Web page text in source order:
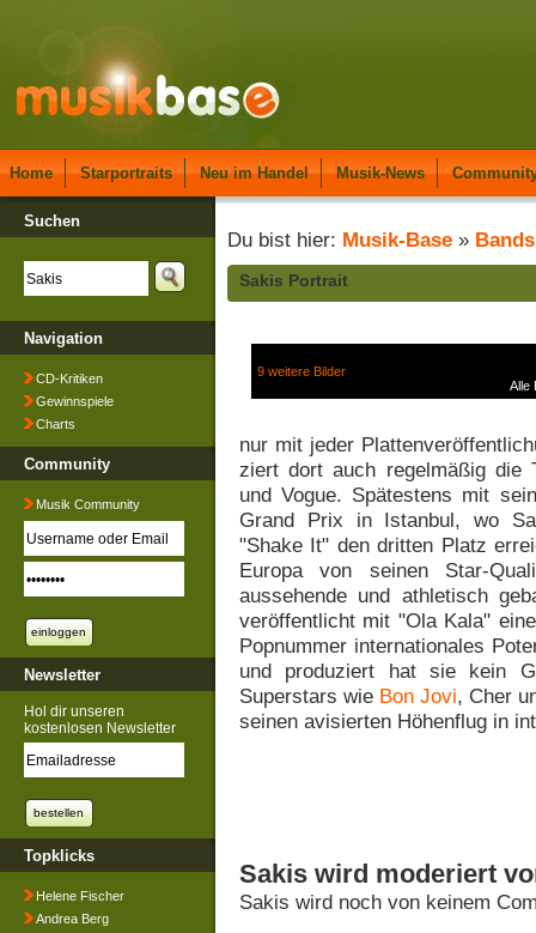
Home Starportraits Neu im Handel Musik-News
Suchen
Navigation
CD-Kritiken
Gewinnspiele
Charts
Community
Musik Community
Newsletter
Hol dir unseren
kostenlosen Newsletter
Topklicks
Helene Fischer
Andrea Berg
Du bist hier: Musik-Base » Bands
Sakis Portrait
9 weitere Bilder
Alle
nur mit jeder
ziert dort auch regelmäßig die
und Vogue. Spätestens mit
Grand Prix in Istanbul, wo
"Shake It" den dritten Platz
Europa von seinen Star-
aussehende und athletisch
veröffentlicht mit "Ola Kala"
Popnummer internationales
und produziert hat sie kein
Superstars wie Bon Jovi, Cher
seinen avisierten Höhenflug in
Sakis wird moderiert
Sakis wird noch von keinem